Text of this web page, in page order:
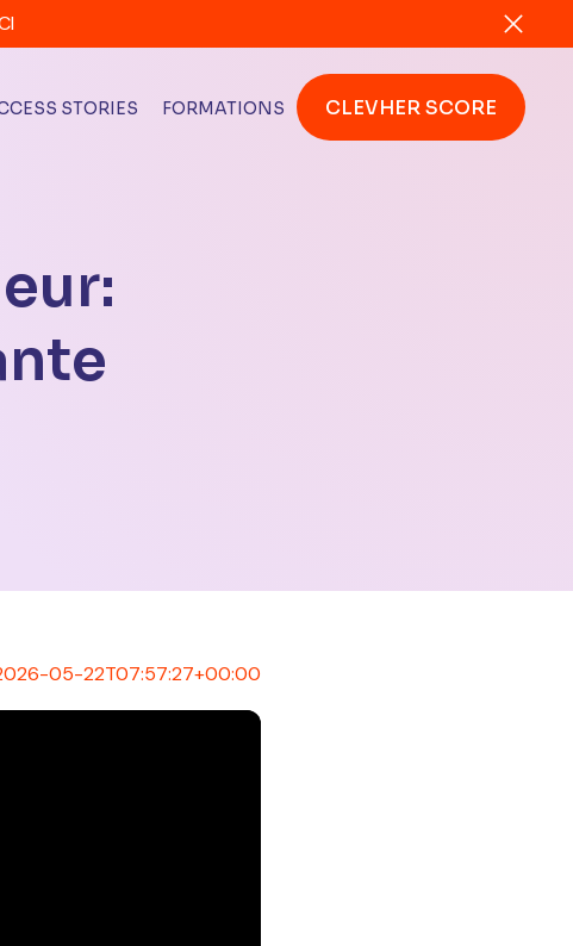
STORIES FORMATIONS CLEVHER SCORE
05-22T07:57:27+00:00